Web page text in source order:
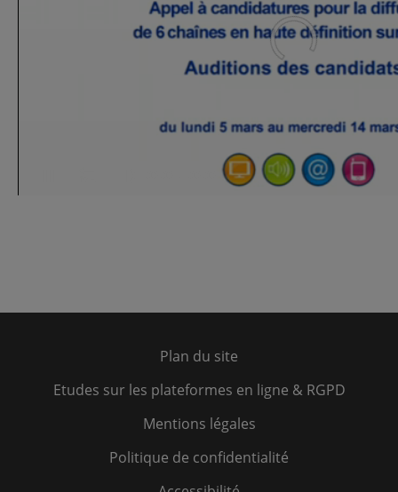
Plan du site
Etudes sur les plateformes en ligne & RGPD
Mentions légales
Politique de confidentialité